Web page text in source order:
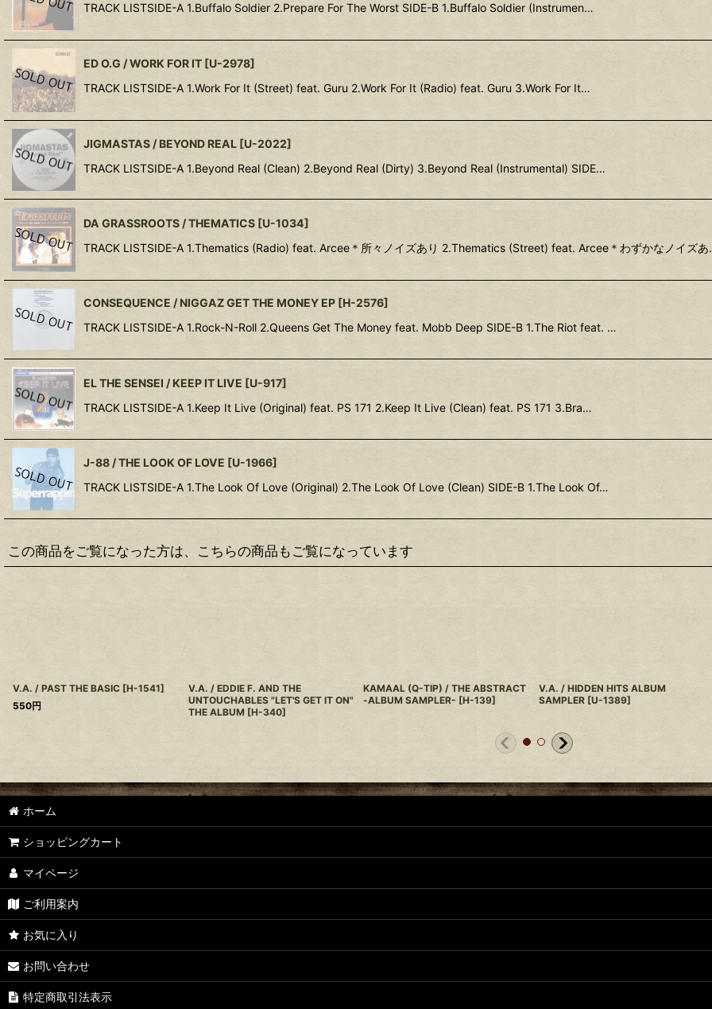
TRACK LISTSIDE-A 1.Buffalo Soldier 2.Prepare For The Worst SIDE-B 1.Buffalo Soldier (Instrumen…
ED O.G / WORK FOR IT [U-2978]
TRACK LISTSIDE-A 1.Work For It (Street) feat. Guru 2.Work For It (Radio) feat. Guru 3.Work For It…
JIGMASTAS / BEYOND REAL [U-2022]
TRACK LISTSIDE-A 1.Beyond Real (Clean) 2.Beyond Real (Dirty) 3.Beyond Real (Instrumental) SIDE…
DA GRASSROOTS / THEMATICS [U-1034]
TRACK LISTSIDE-A 1.Thematics (Radio) feat. Arcee＊所々ノイズあり 2.Thematics (Street) feat. Arcee＊わずかなノイズ
CONSEQUENCE / NIGGAZ GET THE MONEY EP [H-2576]
TRACK LISTSIDE-A 1.Rock-N-Roll 2.Queens Get The Money feat. Mobb Deep SIDE-B 1.The Riot feat. …
EL THE SENSEI / KEEP IT LIVE [U-917]
TRACK LISTSIDE-A 1.Keep It Live (Original) feat. PS 171 2.Keep It Live (Clean) feat. PS 171 3.Bra…
J-88 / THE LOOK OF LOVE [U-1966]
TRACK LISTSIDE-A 1.The Look Of Love (Original) 2.The Look Of Love (Clean) SIDE-B 1.The Look Of…
この商品をご覧になった方は、こちらの商品もご覧になっています
V.A. / PAST THE BASIC [H-1541]
550円
V.A. / EDDIE F. AND THE
UNTOUCHABLES "LET'S GET IT ON"
THE ALBUM [H-340]
KAMAAL (Q-TIP) / THE ABSTRACT
-ALBUM SAMPLER- [H-139]
V.A. / HIDDEN HITS ALBUM
SAMPLER [U-1389]
ホーム
ショッピングカート
マイページ
ご利用案内
お気に入り
お問い合わせ
特定商取引法表示